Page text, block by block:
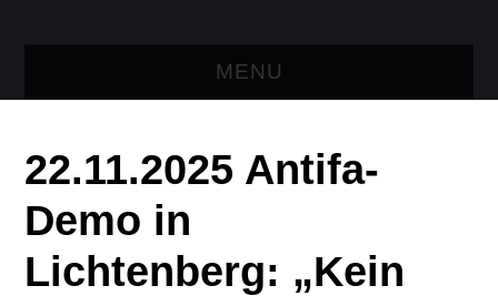
MENU
TRESEN
LINKS
22.11.2025 Antifa-
Demo in
Lichtenberg: „Kein